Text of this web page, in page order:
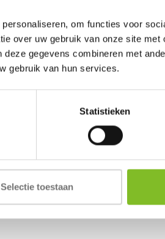
om functies voor
over uw gebruik van onze site met
gegevens combineren met
gebruik van hun services.
Statistieken
Selectie toestaan
Beoordelingen
4,8
Wij scoren
6 Google